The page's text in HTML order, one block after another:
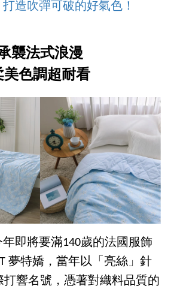
造吹彈可破的好氣色！
襲法式浪漫
美色調超耐看
年即將要滿140歲的法國服飾
夢特嬌，當年以「亮絲」針
打響名號，憑著對織料品質的